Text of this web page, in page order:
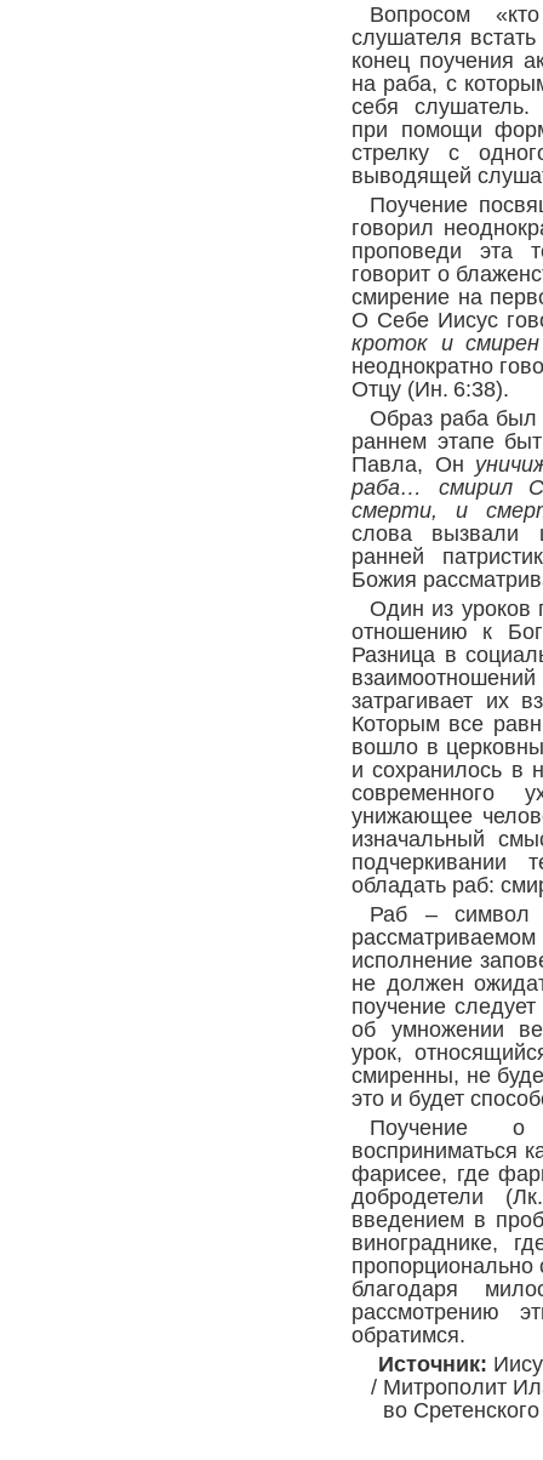
Вопросом
слушателя
конец поучения
на раба, с
себя
при помощи
стрелку с
выводящей
Поучение
говорил
проповеди эта
говорит о
смирение на
О Себе Иисус
кроток и
неоднократно
Отцу (Ин. 6:38).
Образ раба был
раннем этапе
Павла, Он
раба… смирил
смерти, и
слова вызвали
ранней
Божия
Один из уроков
отношению к
Разница в
затрагивает их
Которым все
вошло в
и сохранилось в
современного
унижающее
изначальный
подчеркивании
обладать раб:
Раб – символ
исполнение
не должен
поучение
об умножении
урок,
смиренны, не
это и будет
Поучение
восприниматься
фарисее, где
добродетели (
введением в
винограднике,
пропорционально
благодаря
рассмотрению
обратимся.
Источник:
/ Митрополит
во